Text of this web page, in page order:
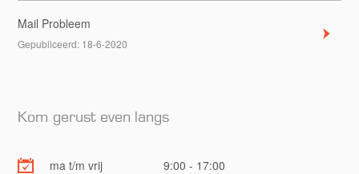
Mail Probleem
Gepubliceerd: 18-6-2020
Kom gerust even langs
ma t/m vrij 9:00 - 17:00